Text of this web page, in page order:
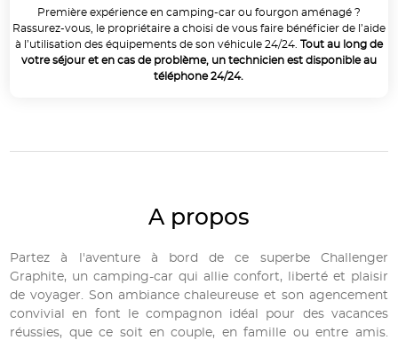
Première expérience en camping-car ou fourgon aménagé ?
Rassurez-vous, le propriétaire a choisi de vous faire bénéficier de l’aide
à l’utilisation des équipements de son véhicule 24/24. Tout au long de
votre séjour et en cas de problème, un technicien est disponible au
téléphone 24/24.
A propos
Partez à l'aventure à bord de ce superbe Challenger
Graphite, un camping-car qui allie confort, liberté et plaisir
de voyager. Son ambiance chaleureuse et son agencement
convivial en font le compagnon idéal pour des vacances
réussies, que ce soit en couple, en famille ou entre amis.